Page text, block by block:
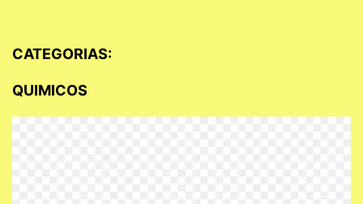
CATEGORIAS:
QUIMICOS